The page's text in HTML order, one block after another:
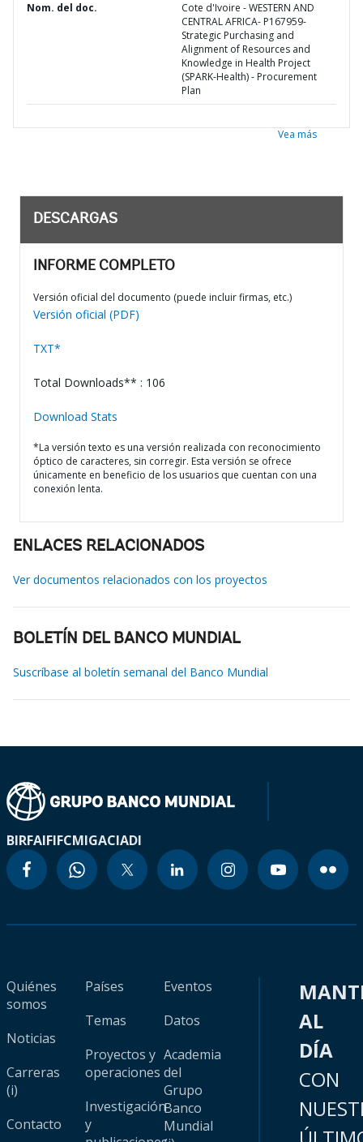
Nom. del doc.
Cote d'Ivoire - WESTERN AND
CENTRAL AFRICA- P167959-
Strategic Purchasing and
Alignment of Resources and
Knowledge in Health Project
(SPARK-Health) - Procurement
Plan
Vea más
DESCARGAS
INFORME COMPLETO
Versión oficial del documento (puede incluir firmas, etc.)
Versión oficial (PDF)
TXT*
Total Downloads** : 106
Download Stats
*La versión texto es una versión realizada con reconocimiento
óptico de caracteres, sin corregir. Esta versión se ofrece
únicamente en beneficio de los usuarios que cuentan con una
conexión lenta.
ENLACES RELACIONADOS
Ver documentos relacionados con los proyectos
BOLETÍN DEL BANCO MUNDIAL
Suscríbase al boletín semanal del Banco Mundial
BIRFAIFIFCMIGACIADI
Quiénes
somos
Noticias
Carreras
(i)
Contacto
Países
Temas
Proyectos y
operaciones
Investigación
y
Eventos
Datos
Academia
del
Grupo
Banco
Mundial
AL
DÍA
CON